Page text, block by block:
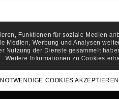
Funktionen für soziale Medien
Medien, Werbung und Analysen
Nutzung der Dienste gesammelt
Weitere Informationen zu Cookies
NOTWENDIGE COOKIES AKZEPTIEREN